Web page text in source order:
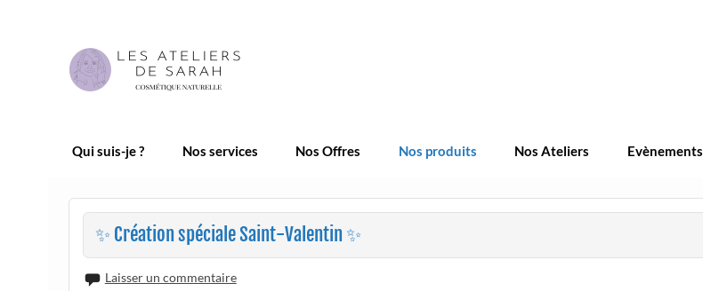
Les Ateliers de Sarah | Cosmetique Naturelle
Qui suis-je ? Nos services Nos Offres Nos produits Nos Ateliers Evènements
✨ Création spéciale Saint-Valentin ✨
Laisser un commentaire